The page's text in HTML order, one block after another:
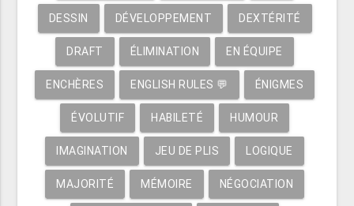
DESSIN DÉVELOPPEMENT DEXTÉRITÉ
DRAFT ÉLIMINATION EN ÉQUIPE
ENCHÈRES ENGLISH RULES 💬 ÉNIGMES
ÉVOLUTIF HABILETÉ HUMOUR
IMAGINATION JEU DE PLIS LOGIQUE
MAJORITÉ MÉMOIRE NÉGOCIATION